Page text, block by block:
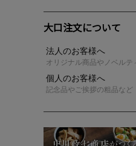
大口注文について
法人のお客様へ
オリジナル商品やノベルテ
個人のお客様へ
記念品やご挨拶の粗品など